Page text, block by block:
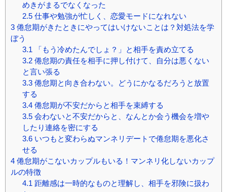
めきがまるでなくなった
2.5仕事や勉強が忙しく、恋愛モードになれない
3 倦怠期がきたときにやってはいけないことは？対処法を学
ぼう
3.1
「もう冷めたんでしょ？」と相手を責め立てる
3.2倦怠期の責任を相手に押し付けて、自分は悪くない
と言い張る
3.3倦怠期と向き合わない。どうにかなるだろうと放置
する
3.4倦怠期が不安だからと相手を束縛する
3.5会わないと不安だからと、なんとか会う機会を増や
したり連絡を密にする
3.6いつもと変わらぬマンネリデートで倦怠期を悪化さ
せる
4 倦怠期がこないカップルもいる！マンネリ化しないカップ
ルの特徴
4.1 距離感は一時的なものと理解し、相手を邪険に扱わ